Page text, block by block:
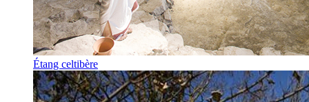
Étang celtibère